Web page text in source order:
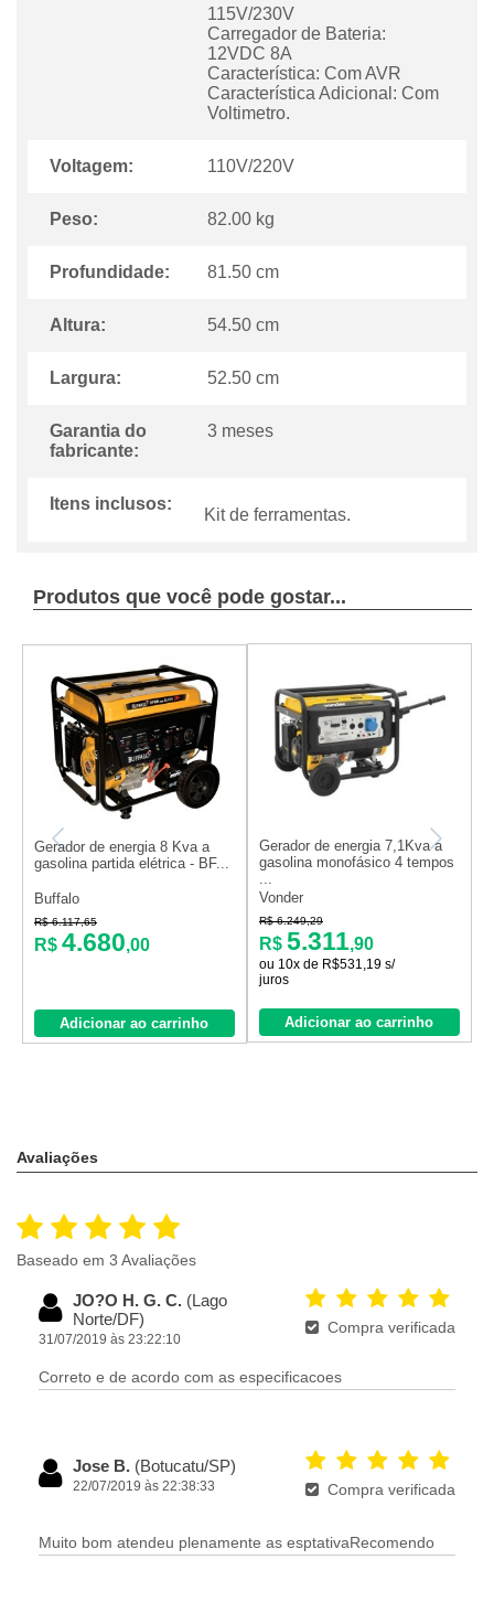
115V/230V
Carregador de Bateria:
12VDC 8A
Característica: Com AVR
Característica Adicional: Com
Voltimetro.
Voltagem: 110V/220V
Peso: 82.00 kg
Profundidade: 81.50 cm
Altura: 54.50 cm
Largura: 52.50 cm
Garantia do
fabricante:
3 meses
Itens inclusos:
Kit de ferramentas.
Produtos que você pode gostar...
Gerador de energia 8 Kva a
gasolina partida elétrica - BF...
Buffalo
R$ 6.117,65
R$ 4.680,00
Adicionar ao carrinho
Gerador de energia 7,1Kva a
gasolina monofásico 4 tempos
...
Vonder
R$ 6.249,29
R$ 5.311,90
ou 10x de R$531,19 s/
juros
Adicionar ao carrinho
Avaliações
Baseado em 3 Avaliações
JO?O H. G. C. (Lago
Norte/DF)
31/07/2019 às 23:22:10
Compra verificada
Correto e de acordo com as especificacoes
Jose B. (Botucatu/SP)
22/07/2019 às 22:38:33 Compra verificada
Muito bom atendeu plenamente as esptativaRecomendo